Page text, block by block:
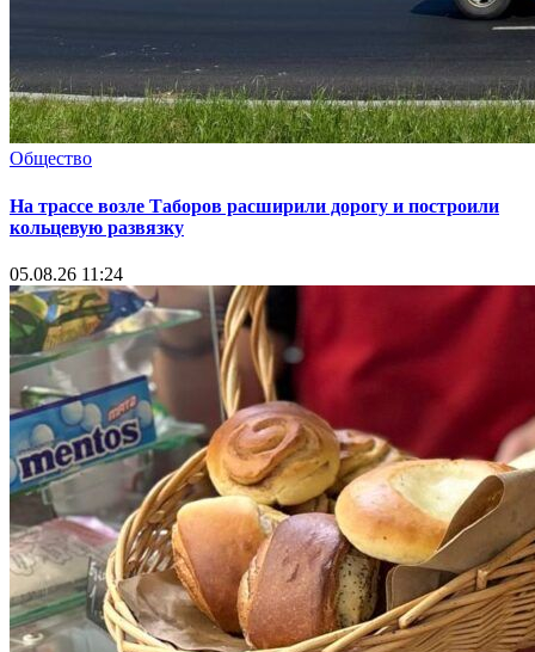
Общество
На трассе возле Таборов расширили дорогу и построили
кольцевую развязку
05.08.26 11:24